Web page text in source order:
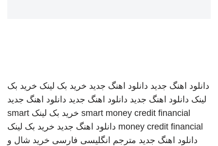
دانلود اهنگ جدید دانلود اهنگ جدید خرید بک لینک خرید بک
لینک دانلود اهنگ جدید دانلود اهنگ جدید دانلود اهنگ جدید
smart money credit financial خرید بک لینک smart
money credit financial دانلود اهنگ جدید خرید بک لینک
دانلود اهنگ جدید مترجم انگلیسی فارسی خرید شال و